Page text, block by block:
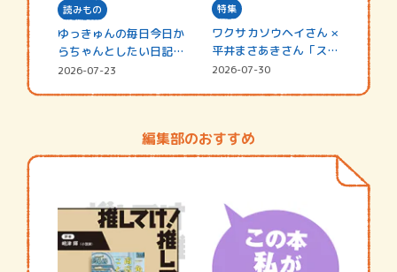
読みもの
ゆっきゅんの毎日今日か
らちゃんとしたい日記
☆202…
2026-07-23
特集
ワクサカソウヘイさん ×
平井まさあきさん「スペ
シャ…
2026-07-30
編集部のおすすめ